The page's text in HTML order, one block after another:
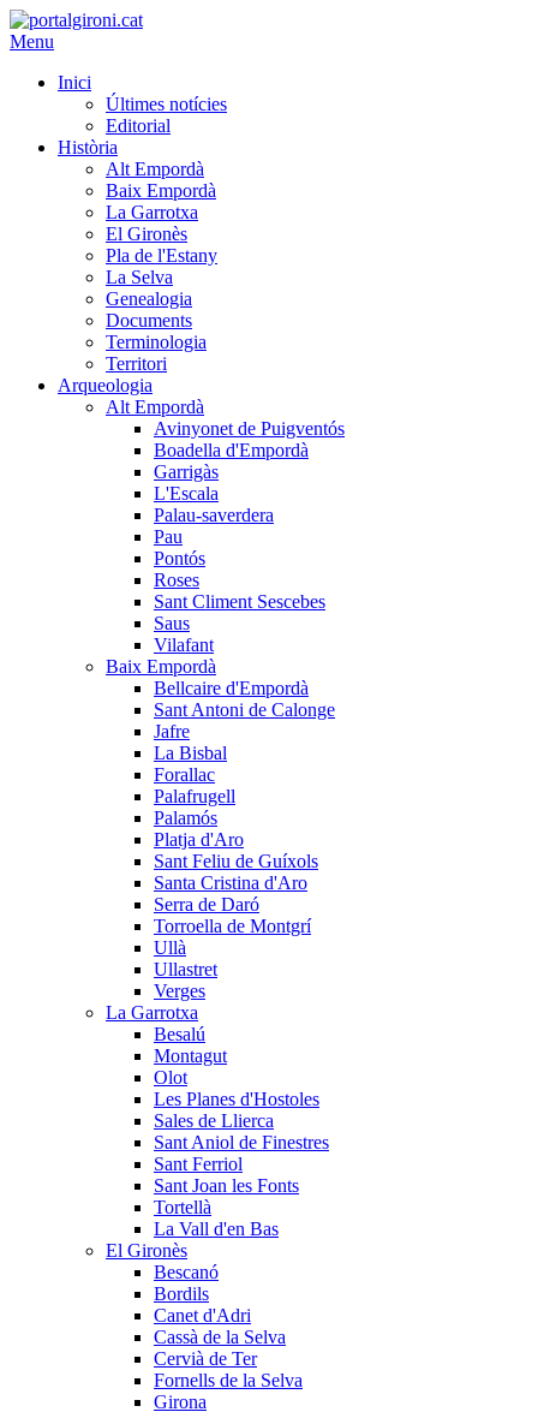
Menu
Inici
Últimes notícies
Editorial
Història
Alt Empordà
Baix Empordà
La Garrotxa
El Gironès
Pla de l'Estany
La Selva
Genealogia
Documents
Terminologia
Territori
Arqueologia
Alt Empordà
Avinyonet de Puigventós
Boadella d'Empordà
Garrigàs
L'Escala
Palau-saverdera
Pau
Pontós
Roses
Sant Climent Sescebes
Saus
Vilafant
Baix Empordà
Bellcaire d'Empordà
Sant Antoni de Calonge
Jafre
La Bisbal
Forallac
Palafrugell
Palamós
Platja d'Aro
Sant Feliu de Guíxols
Santa Cristina d'Aro
Serra de Daró
Torroella de Montgrí
Ullà
Ullastret
Verges
La Garrotxa
Besalú
Montagut
Olot
Les Planes d'Hostoles
Sales de Llierca
Sant Aniol de Finestres
Sant Ferriol
Sant Joan les Fonts
Tortellà
La Vall d'en Bas
El Gironès
Bescanó
Bordils
Canet d'Adri
Cassà de la Selva
Cervià de Ter
Fornells de la Selva
Girona